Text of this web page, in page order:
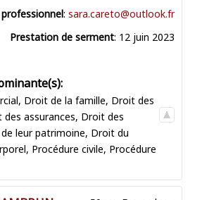
: sara.careto@outlook.fr
Prestation de serment: 12 juin 2023
, Droit de la famille, Droit des
assurances, Droit des
leur patrimoine, Droit du
, Procédure civile, Procédure